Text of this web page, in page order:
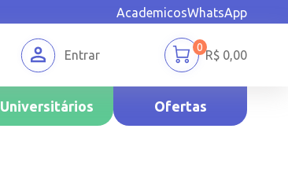
AcademicosWhatsApp
Entrar R$0,00
0
Universitários Ofertas